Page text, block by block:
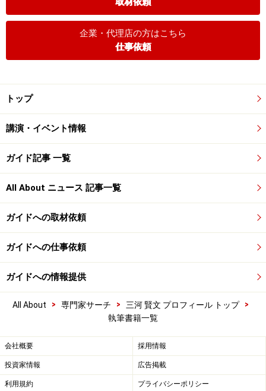
企業・代理店の方はこちら
仕事依頼
トップ
講演・イベント情報
ガイド記事 一覧
All About ニュース 記事一覧
ガイドへの取材依頼
ガイドへの仕事依頼
ガイドへの情報提供
All About > 専門家サーチ > 三河 賢文 プロフィール トップ
>
執筆書籍一覧
会社概要 採用情報
投資家情報 広告掲載
利用規約 プライバシーポリシー